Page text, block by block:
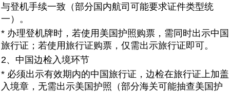
与登机手续一致（部分国内航司可能要求证件类型统
一）。
* 办理登机牌时，若使用美国护照购票，需同时出示中国
旅行证；若使用旅行证购票，仅需出示旅行证即可。
2、中国边检入境环节
* 必须出示有效期内的中国旅行证，边检在旅行证上加盖
入境章，无需出示美国护照（部分海关可能抽查美国护